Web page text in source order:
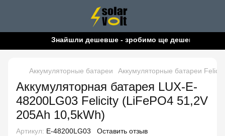
Знайшли дешевше - зробимо ще дешевше!
Аккумуляторные батареи Аккумуляторные батареи
Аккумуляторная батарея LUX-E-
48200LG03 Felicity (LiFePO4 51,2V
205Ah 10,5kWh)
Артикул: E-48200LG03 Оставить отзыв